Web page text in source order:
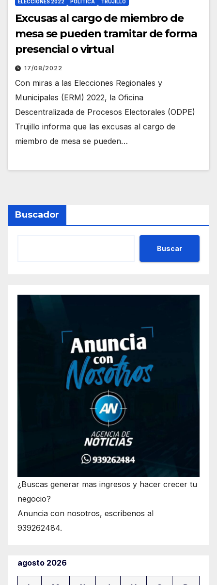
ELECCIONES 2022 POLÍTICA TRUJILLO
Excusas al cargo de miembro de
mesa se pueden tramitar de forma
presencial o virtual
17/08/2022
Con miras a las Elecciones Regionales y
Municipales (ERM) 2022, la Oficina
Descentralizada de Procesos Electorales (ODPE)
Trujillo informa que las excusas al cargo de
miembro de mesa se pueden…
Buscador
Buscar
¿Buscas generar mas ingresos y hacer crecer tu
negocio?
Anuncia con nosotros, escribenos al
939262484.
agosto 2026